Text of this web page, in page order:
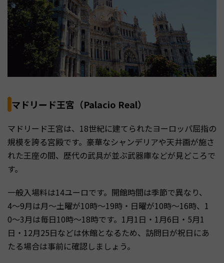
マドリード王宮（Palacio Real）
マドリード王宮は、18世紀に建てられたヨーロッパ屈指の
規模を誇る宮殿です。豪華なシャンデリアや天井画が施さ
れた王座の間、歴代の武具が並ぶ武器庫などが見どころで
す。
一般入場料は14ユーロです。開館時間は季節で異なり、
4〜9月は月〜土曜が10時〜19時・日曜が10時〜16時、1
0〜3月は毎日10時〜18時です。1月1日・1月6日・5月1
日・12月25日などは休館となるため、訪問日が祝日にあ
たる場合は事前に確認しましょう。